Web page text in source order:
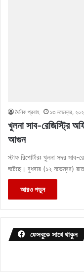
দৈনিক প্রবাহ ১৩ নভেম্বর,
খুলনা সাব-রেজিস্ট্রি
আগুন
স্টাফ রিপোর্টারঃ খুলনা সদর
ঘটেছে। বুধবার (১২ নভেম্বর)
আরও পড়ুন
ফেসবুকে সাথে থাকুন